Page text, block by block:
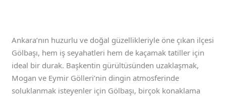
Ankara’nın huzurlu ve doğal güzellikleriyle öne çıkan ilçesi
Gölbaşı, hem iş seyahatleri hem de kaçamak tatiller için
ideal bir durak. Başkentin gürültüsünden uzaklaşmak,
Mogan ve Eymir Gölleri’nin dingin atmosferinde
soluklanmak isteyenler için Gölbaşı, birçok konaklama